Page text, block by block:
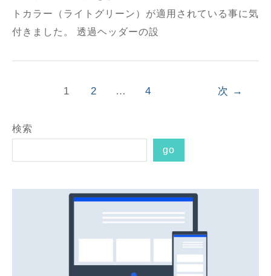
トカラー（ライトグリーン）が適用されている事に気
付きました。 透過ヘッダーの設
1 2 … 4 次 →
検索
go